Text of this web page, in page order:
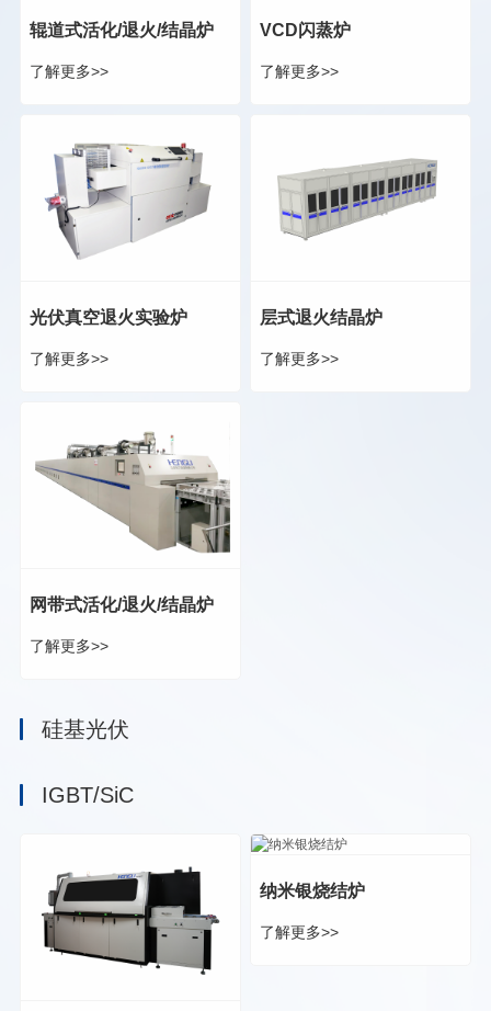
辊道式活化/退火/结晶炉
了解更多>>
VCD闪蒸炉
了解更多>>
光伏真空退火实验炉
了解更多>>
层式退火结晶炉
了解更多>>
网带式活化/退火/结晶炉
了解更多>>
硅基光伏
IGBT/SiC
纳米银烧结炉
了解更多>>